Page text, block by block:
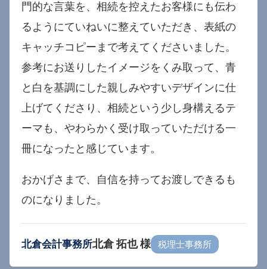
門的な言葉を、相続を控えたお客様にも伝わ
るようにていねいに整えていただき、表紙の
キャッチコピーまで考えてくださいました。
参考にお送りしたイメージをくみ取って、青
と白を基調にした親しみやすいデザインに仕
上げてくださり、相続という少し身構えるテ
ーマも、やわらかく受け取っていただける一
冊になったと感じています。
おかげさまで、自信を持ってお渡しできるも
のになりました。
北倉会計事務所北倉 拓也 様 税理士事務所